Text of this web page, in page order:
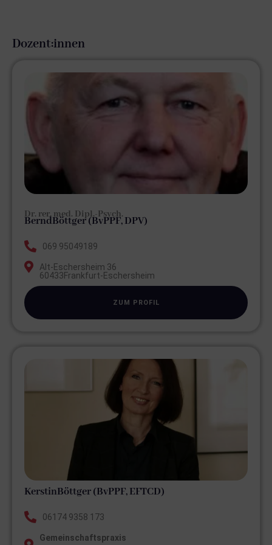
Dozent:innen
Dr. rer. med. Dipl.-Psych.
BerndBöttger (BvPPF, DPV)
069 95049189
Alt-Eschersheim 36
60433Frankfurt-Eschersheim
ZUM PROFIL
KerstinBöttger (BvPPF, EFTCD)
06174 9358 173
Gemeinschaftspraxis